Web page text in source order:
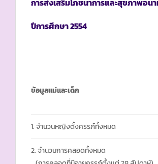
การส่งเสริมโภชนาการและสุขภาพอน
ปีการศึกษา2554
ข้อมูลแม่และเด็ก
1. จำนวนหญิงตั้งครรภ์ทั้งหมด
2. จำนวนการคลอดทั้งหมด